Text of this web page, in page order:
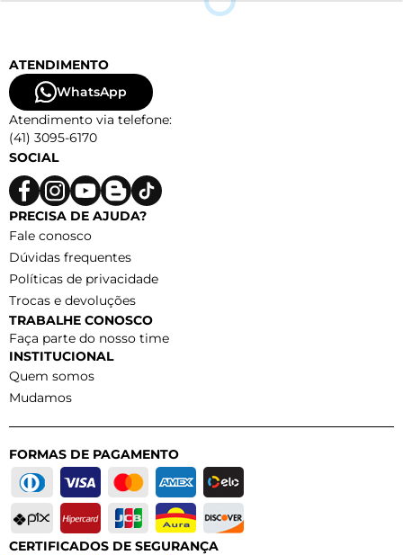
ATENDIMENTO
WhatsApp
Atendimento via telefone:
(41) 3095-6170
SOCIAL
PRECISA DE AJUDA?
Fale conosco
Dúvidas frequentes
Políticas de privacidade
Trocas e devoluções
TRABALHE CONOSCO
Faça parte do nosso time
INSTITUCIONAL
Quem somos
Mudamos
FORMAS DE PAGAMENTO
CERTIFICADOS DE SEGURANÇA